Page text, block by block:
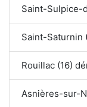
Saint-Sulpice-
Saint-Saturnin
Rouillac (16)
Asnières-sur-